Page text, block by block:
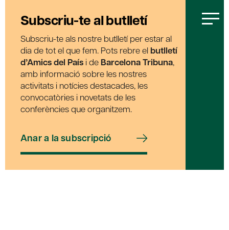
Subscriu-te al butlletí
Subscriu-te als nostre butlletí per estar al
dia de tot el que fem. Pots rebre el butlletí
d’Amics del País i de Barcelona Tribuna,
amb informació sobre les nostres
activitats i notícies destacades, les
convocatòries i novetats de les
conferències que organitzem.
Anar a la subscripció